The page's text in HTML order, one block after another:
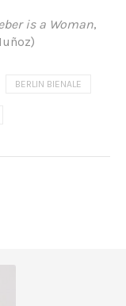
is a Woman,
BERLIN BIENALE